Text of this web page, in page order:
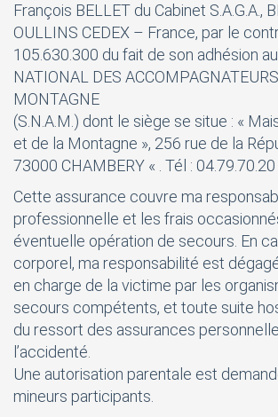
François BELLET du Cabinet S.A.G.A.,
OULLINS CEDEX – France, par le
105.630.300 du fait de son adhésion
NATIONAL DES
MONTAGNE
(S.N.A.M.) dont le siège se situe : «
et de la Montagne », 256 rue de la
73000 CHAMBERY « . Tél : 04.79.70.20
Cette assurance couvre ma
professionnelle et les frais
éventuelle opération de secours. En
corporel, ma responsabilité est
en charge de la victime par les
secours compétents, et toute suite
du ressort des assurances
l’accidenté.
Une autorisation parentale est
mineurs participants.